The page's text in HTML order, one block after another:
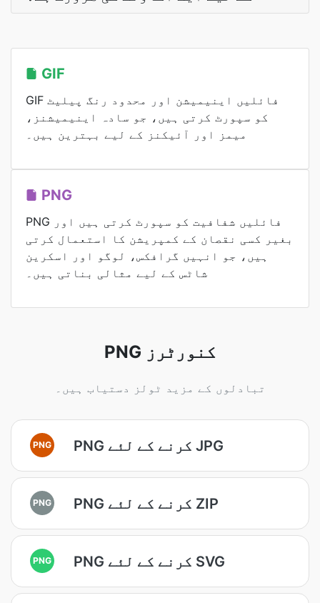
GIF
GIF فائلیں اینیمیشن اور محدود رنگ پیلیٹ
کو سپورٹ کرتی ہیں، جو سادہ اینیمیشنز،
میمز اور آئیکنز کے لیے بہترین ہیں۔
PNG
PNG فائلیں شفافیت کو سپورٹ کرتی ہیں اور
بغیر کسی نقصان کے کمپریشن کا استعمال کرتی
ہیں، جو انہیں گرافکس، لوگو اور اسکرین
شاٹس کے لیے مثالی بناتی ہیں۔
PNG کنورٹرز
تبادلوں کے مزید ٹولز دستیاب ہیں۔
PNG PNG کرنے کے لئے JPG
PNG PNG کرنے کے لئے ZIP
PNG PNG کرنے کے لئے SVG